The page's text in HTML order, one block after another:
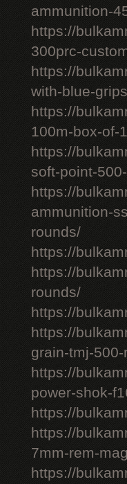
ammunition-
https://
300prc-
https://
with-blue-
https://
100m-box-of-
https://
soft-point-
https://
ammunition-
rounds/
https://
https://
rounds/
https://
https://
grain-tmj-
https://
power-shok-
https://
https://
7mm-rem-
https://